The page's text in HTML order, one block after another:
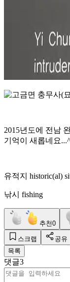
2015년도에 전남
기억이 새롭네요
유적지 historic(al)
낚시 fishing
추천0
스크랩 공유
목록
댓글3